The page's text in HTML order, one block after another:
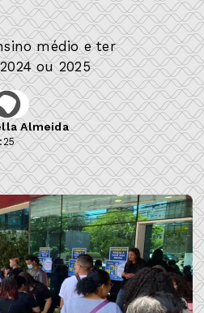
médio e ter
ou 2025
Almeida